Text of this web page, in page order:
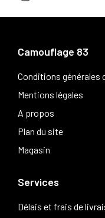
Camouflage 83
Conditions générales
Mentions légales
A propos
Plan du site
Magasin
Services
Délais et frais de